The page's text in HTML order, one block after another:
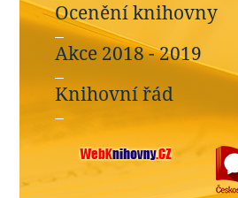
Ocenění knihovny
Akce 2018 - 2019
Knihovní řád